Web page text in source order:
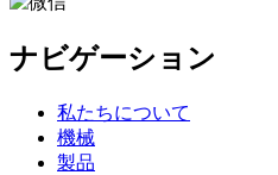
ナビゲーション
私たちについて
機械
製品